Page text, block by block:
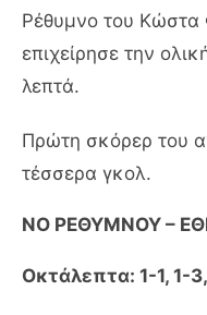
Ρέθυμνο του Κώστα
επιχείρησε την
λεπτά.
Πρώτη σκόρερ του
τέσσερα γκολ.
ΝΟ ΡΕΘΥΜΝΟΥ –
Οκτάλεπτα: 1-1, 1-